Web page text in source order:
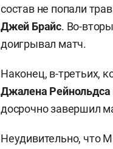
состав не попали
Джей Брайс. Во-
доигрывал матч.
Наконец, в-третьих,
Джалена Рейнольдса
досрочно завершил
Неудивительно, что